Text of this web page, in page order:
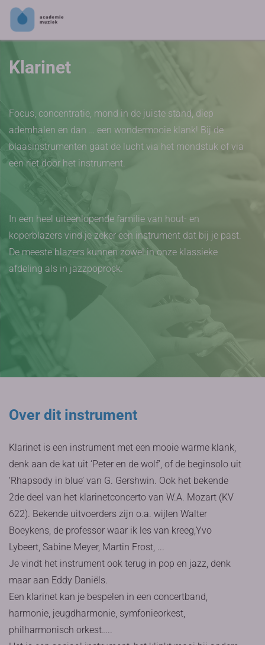
Klarinet
Focus, concentratie, mond in de juiste stand, diep
ademhalen en dan … een wondermooie klank! Bij de
blaasinstrumenten gaat de lucht via het mondstuk of via
een riet door het instrument.
In een heel uiteenlopende familie van hout- en
koperblazers vind je zeker een instrument dat bij je past.
De meeste blazers kunnen zowel in onze klassieke
afdeling als in jazzpoprock.
Over dit instrument
Klarinet is een instrument met een mooie warme klank,
denk aan de kat uit ‘Peter en de wolf’, of de beginsolo uit
‘Rhapsody in blue’ van G. Gershwin. Ook het bekende
2de deel van het klarinetconcerto van W.A. Mozart (KV
622). Bekende uitvoerders zijn o.a. wijlen Walter
Boeykens, de professor waar ik les van kreeg,Yvo
Lybeert, Sabine Meyer, Martin Frost, ...
Je vindt het instrument ook terug in pop en jazz, denk
maar aan Eddy Daniëls.
Een klarinet kan je bespelen in een concertband,
harmonie, jeugdharmonie, symfonieorkest,
philharmonisch orkest…..